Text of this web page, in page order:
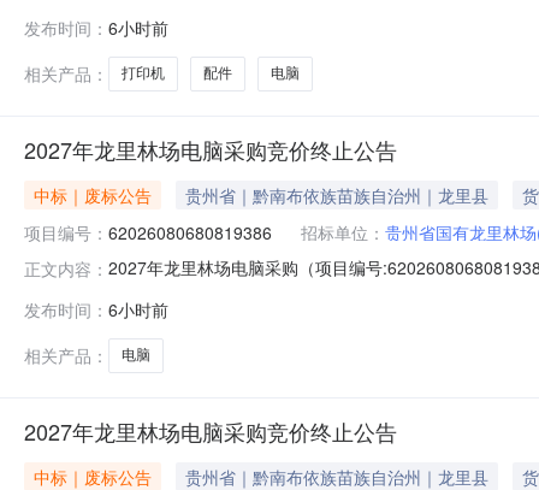
价法评审办法。故“第三章评审办法”“第二节（二）技术
在报价人无需关注
发布时间： 6小时前
相关产品：
打印机 配件 电脑
2027年龙里林场电脑采购竞价终止公告
中标｜废标公告 贵州省｜黔南布依族苗族自治州｜龙里县
项目编号： 62026080680819386 招标单位： 贵州省国有龙里林
正文内容： 2027年龙里林场电脑采购（项目编号
2026-08-0718:00二、采购单位信息采购单位名称：贵州
发布时间： 6小时前
相关产品：
电脑
2027年龙里林场电脑采购竞价终止公告
中标｜废标公告 贵州省｜黔南布依族苗族自治州｜龙里县